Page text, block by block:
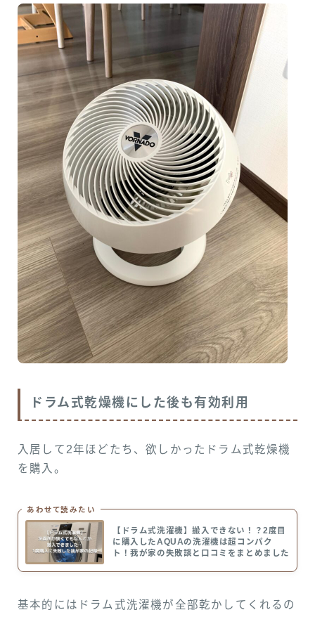
ドラム式乾燥機にした後も有効利用
入居して2年ほどたち、欲しかったドラム式乾燥機
を購入。
あわせて読みたい
【ドラム式洗濯機】搬入できない！？2度目
に購入したAQUAの洗濯機は超コンパク
ト！我が家の失敗談と口コミをまとめました
基本的にはドラム式洗濯機が全部乾かしてくれるの